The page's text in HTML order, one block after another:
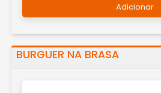
Adicionar
BURGUER NA BRASA